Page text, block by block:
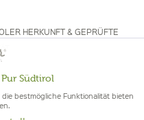
HERKUNFT & GEPRÜFTE
Aktiv
Südtirol
bestmögliche Funktionalität bieten